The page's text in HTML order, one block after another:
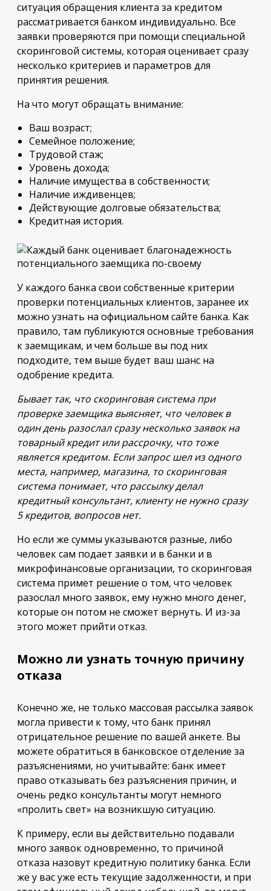
ситуация обращения клиента за кредитом
рассматривается банком индивидуально. Все
заявки проверяются при помощи специальной
скоринговой системы, которая оценивает сразу
несколько критериев и параметров для
принятия решения.
На что могут обращать внимание:
Ваш возраст;
Семейное положение;
Трудовой стаж;
Уровень дохода;
Наличие имущества в собственности;
Наличие иждивенцев;
Действующие долговые обязательства;
Кредитная история.
У каждого банка свои собственные критерии
проверки потенциальных клиентов, заранее их
можно узнать на официальном сайте банка. Как
правило, там публикуются основные требования
к заемщикам, и чем больше вы под них
подходите, тем выше будет ваш шанс на
одобрение кредита.
Бывает так, что скоринговая система при
проверке заемщика выясняет, что человек в
один день разослал сразу несколько заявок на
товарный кредит или рассрочку, что тоже
является кредитом. Если запрос шел из одного
места, например, магазина, то скоринговая
система понимает, что рассылку делал
кредитный консультант, клиенту не нужно сразу
5 кредитов, вопросов нет.
Но если же суммы указываются разные, либо
человек сам подает заявки и в банки и в
микрофинансовые организации, то скоринговая
система примет решение о том, что человек
разослал много заявок, ему нужно много денег,
которые он потом не сможет вернуть. И из-за
этого может прийти отказ.
Можно ли узнать точную причину
отказа
Конечно же, не только массовая рассылка заявок
могла привести к тому, что банк принял
отрицательное решение по вашей анкете. Вы
можете обратиться в банковское отделение за
разъяснениями, но учитывайте: банк имеет
право отказывать без разъяснения причин, и
очень редко консультанты могут немного
«пролить свет» на возникшую ситуацию.
К примеру, если вы действительно подавали
много заявок одновременно, то причиной
отказа назовут кредитную политику банка. Если
же у вас уже есть текущие задолженности, и при